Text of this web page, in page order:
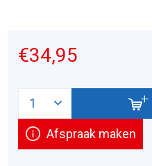
€34,95
Afspraak maken